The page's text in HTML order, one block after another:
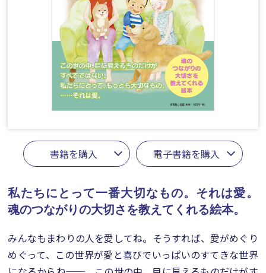
書籍を購入 電子書籍を購入
私たちにとって一番大切なもの。それは愛。
魂のつながりの大切さを教えてくれる絵本。
みんなもまわりの人を愛してね。そうすれば、愛がめぐり
めぐって、この世界が愛と喜びでいっぱいのすてきな世界